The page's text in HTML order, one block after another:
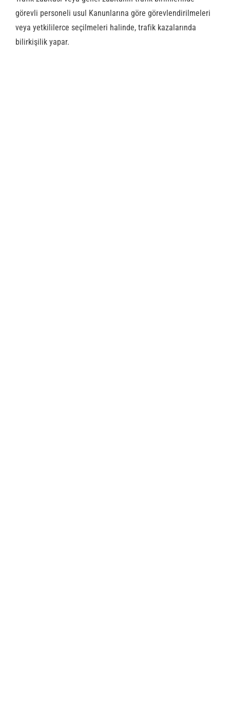
görevli personeli usul Kanunlarına göre görevlendirilmeleri
veya yetkililerce seçilmeleri halinde, trafik kazalarında
bilirkişilik yapar.